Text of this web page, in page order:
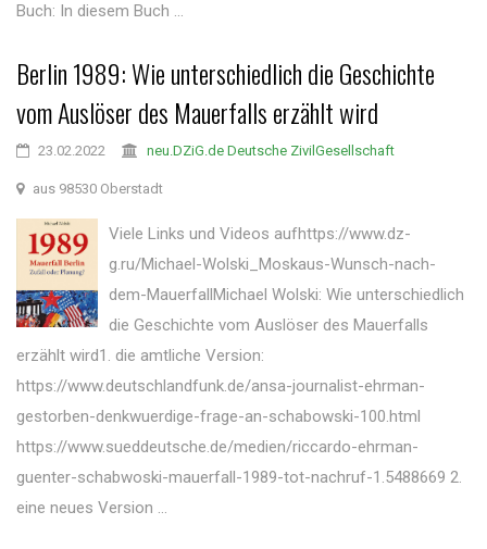
Buch: In diesem Buch ...
Berlin 1989: Wie unterschiedlich die Geschichte
vom Auslöser des Mauerfalls erzählt wird
23.02.2022 neu.DZiG.de Deutsche ZivilGesellschaft
aus 98530 Oberstadt
Viele Links und Videos aufhttps://www.dz-
g.ru/Michael-Wolski_Moskaus-Wunsch-nach-
dem-MauerfallMichael Wolski: Wie unterschiedlich
die Geschichte vom Auslöser des Mauerfalls
erzählt wird1. die amtliche Version:
https://www.deutschlandfunk.de/ansa-journalist-ehrman-
gestorben-denkwuerdige-frage-an-schabowski-100.html
https://www.sueddeutsche.de/medien/riccardo-ehrman-
guenter-schabwoski-mauerfall-1989-tot-nachruf-1.5488669 2.
eine neues Version ...